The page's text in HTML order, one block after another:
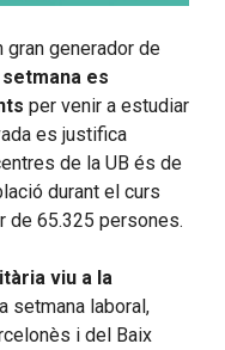
gran generador de
setmana es
per venir a estudiar
es justifica
de la UB és de
durant el curs
de 65.325 persones.
viu a la
setmana laboral,
i del Baix